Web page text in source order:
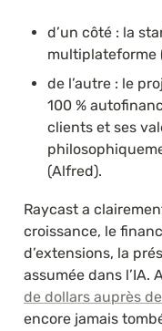
d’un côté : la
multiplateforme
de l’autre : le
100 %
clients et ses
(Alfred).
Raycast a
croissance, le
d’extensions, la
assumée dans l’IA.
de dollars auprès
encore jamais